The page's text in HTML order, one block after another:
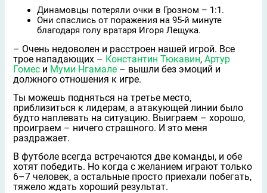
Динамовцы потеряли очки в Грозном – 1:1.
Они спаслись от поражения на 95-й минуте
благодаря голу вратаря Игоря Лещука.
– Очень недоволен и расстроен нашей игрой. Все
трое нападающих – Константин Тюкавин, Артур
Гомес и Муми Нгамале – вышли без эмоций и
должного отношения к игре.
Ты можешь подняться на третье место,
приблизиться к лидерам, а атакующей линии было
будто наплевать на ситуацию. Выиграем – хорошо,
проиграем – ничего страшного. И это меня
раздражает.
В футболе всегда встречаются две команды, и обе
хотят победить. Но когда с желанием играют только
6–7 человек, а остальные просто приехали побегать,
тяжело ждать хороший результат.